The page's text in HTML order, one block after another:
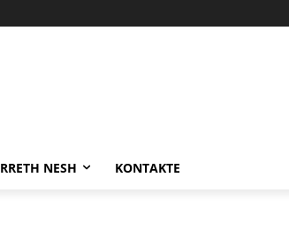
RRETH NESH KONTAKTE